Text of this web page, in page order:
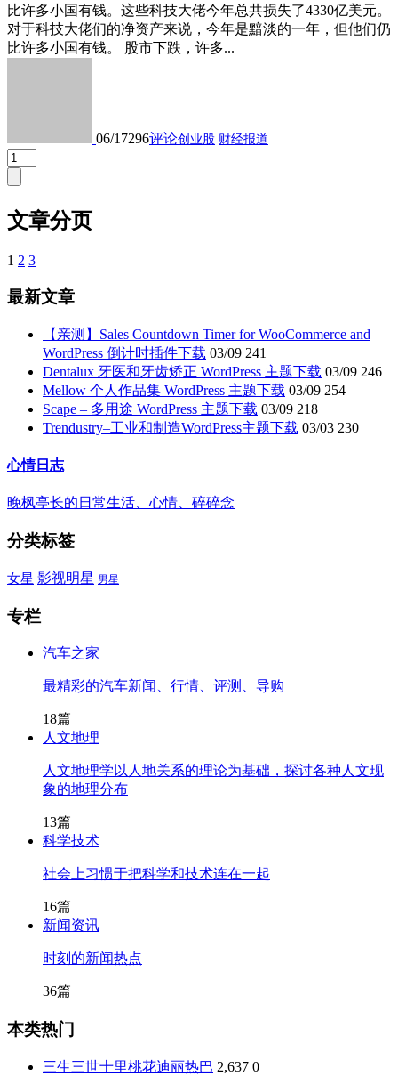
比许多小国有钱。这些科技大佬今年总共损失了4330亿美元。
对于科技大佬们的净资产来说，今年是黯淡的一年，但他们仍
比许多小国有钱。 股市下跌，许多...
06/17296评论创业股 财经报道
文章分页
1 2 3
最新文章
【亲测】Sales Countdown Timer for WooCommerce and
WordPress 倒计时插件下载 03/09 241
Dentalux 牙医和牙齿矫正 WordPress 主题下载 03/09 246
Mellow 个人作品集 WordPress 主题下载 03/09 254
Scape – 多用途 WordPress 主题下载 03/09 218
Trendustry–工业和制造WordPress主题下载 03/03 230
心情日志
晚枫亭长的日常生活、心情、碎碎念
分类标签
女星 影视明星 男星
专栏
汽车之家
最精彩的汽车新闻、行情、评测、导购
18篇
人文地理
人文地理学以人地关系的理论为基础，探讨各种人文现
象的地理分布
13篇
科学技术
社会上习惯于把科学和技术连在一起
16篇
新闻资讯
时刻的新闻热点
36篇
本类热门
三生三世十里桃花迪丽热巴 2,637 0